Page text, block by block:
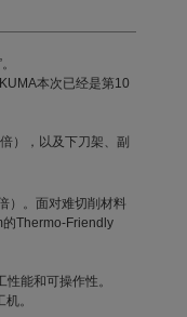
本次已经是第10
），以及下刀架、副
）。面对难切削材料
Thermo-Friendly
能和可操作性。
。